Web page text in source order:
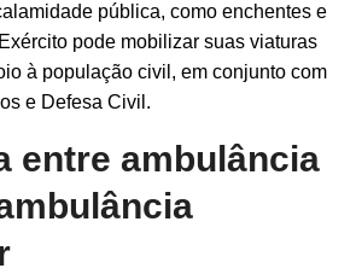
pública, como enchentes e
pode mobilizar suas viaturas
à população civil, em conjunto com
e Defesa Civil.
entre ambulância